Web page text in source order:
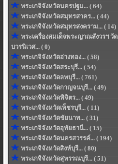
พระเกจิจังหวัดนครปฐม... ( 64)
พระเกจิจังหวัดสมุทรสาคร... ( 44)
พระเกจิจังหวัดสมุทรสงคราม... ( 14)
พระเครื่องสมเด็จพระญาณสังวรฯ วัด
บวรนิเวศ... ( 0)
พระเกจิจังหวัดอ่างทอง... ( 58)
พระเกจิจังหวัดสระบุรี... ( 54)
พระเกจิจังหวัดลพบุรี... ( 761)
พระเกจิจังหวัดกาญจนบุรี... ( 49)
พระเกจิจังหวัดพิจิตร... ( 49)
พระเกจิจังหวัดเพ็ชรบุรี... ( 11)
พระเกจิจังหวัดชัยนาท... ( 31)
พระเกจิจังหวัดอุทัยธานี... ( 15)
พระเกจิจังหวัดนครสวรรค์... ( 194)
พระเกจิจังหวัดสิงห์บุรี... ( 80)
พระเกจิจังหวัดสุพรรณบุรี... ( 51)